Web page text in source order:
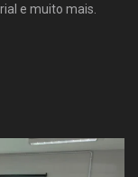
e muito mais.